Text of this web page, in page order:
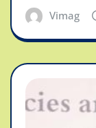
Vimag